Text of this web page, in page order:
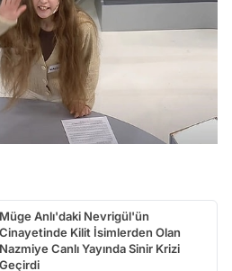
Müge Anlı'daki Nevrigül'ün
Cinayetinde Kilit İsimlerden Olan
Nazmiye Canlı Yayında Sinir Krizi
Geçirdi